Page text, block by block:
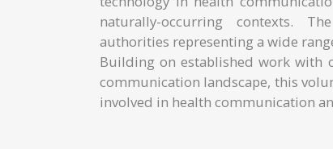
naturally-occurring contexts.
authorities representing a wide
Building on established work with
communication landscape, this
involved in health communication